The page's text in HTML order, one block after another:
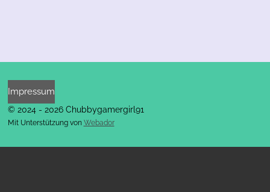
Impressum
© 2024 - 2026 Chubbygamergirl91
Mit Unterstützung von Webador